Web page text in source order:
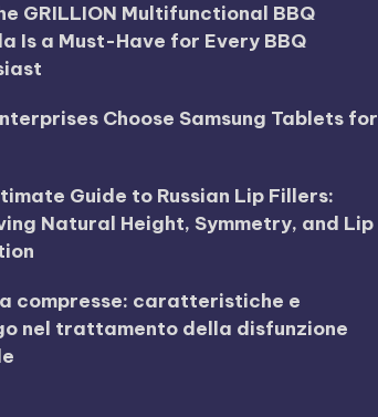
GRILLION Multifunctional BBQ
Is a Must-Have for Every BBQ
Choose Samsung Tablets for
Guide to Russian Lip Fillers:
Natural Height, Symmetry, and Lip
compresse: caratteristiche e
nel trattamento della disfunzione